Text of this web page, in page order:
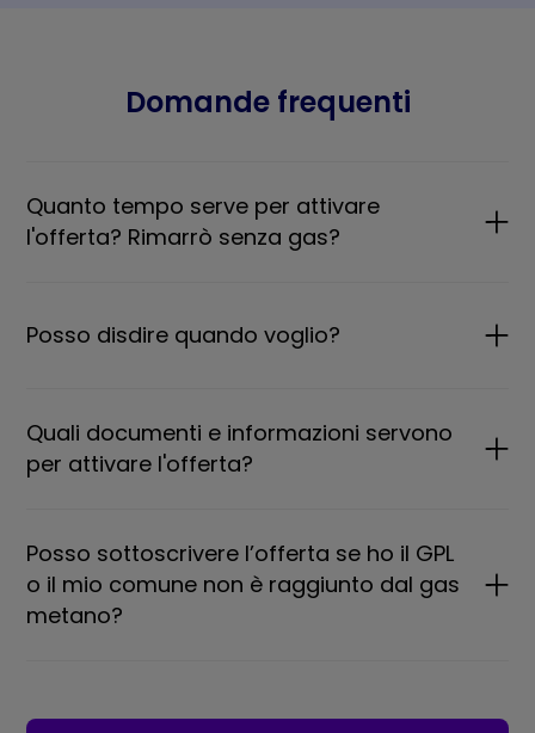
Domande frequenti
Quanto tempo serve per attivare
l'offerta? Rimarrò senza gas?
Posso disdire quando voglio?
Quali documenti e informazioni servono
per attivare l'offerta?
Posso sottoscrivere l’offerta se ho il GPL
o il mio comune non è raggiunto dal gas
metano?